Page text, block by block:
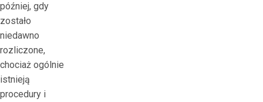
później, gdy
zostało
niedawno
rozliczone,
chociaż ogólnie
istnieją
procedury i